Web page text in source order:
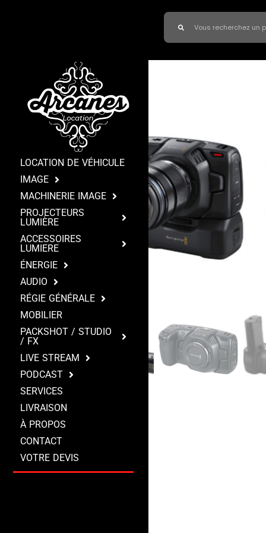
LOCATION DE VÉHICULE
IMAGE
MACHINERIE IMAGE
PROJECTEURS
LUMIÈRE
ACCESSOIRES
LUMIERE
ÉNERGIE
AUDIO
RÉGIE GÉNÉRALE
MOBILIER
PACKSHOT / STUDIO
/ FX
LIVE STREAM
PODCAST
SERVICES
LIVRAISON
À PROPOS
CONTACT
VOTRE DEVIS